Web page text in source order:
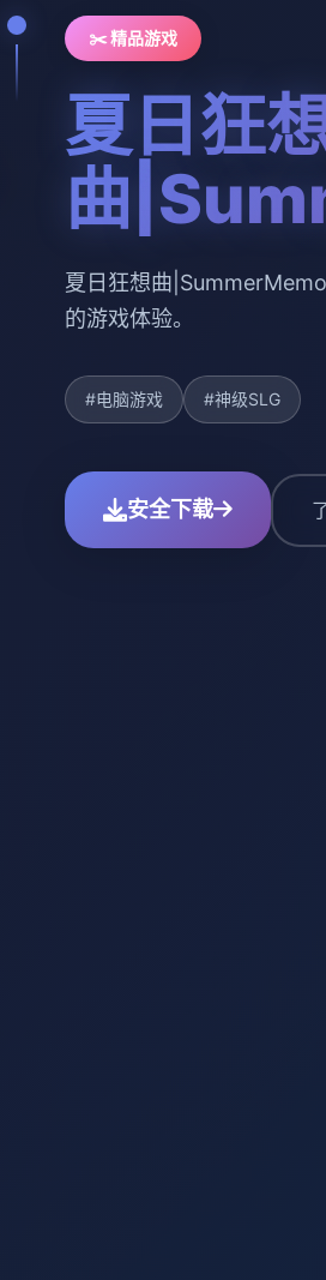
✂️ 精品游戏
夏日狂
曲
夏日狂想曲
的游戏体验。
#电脑游戏 #神级SLG
安全下载